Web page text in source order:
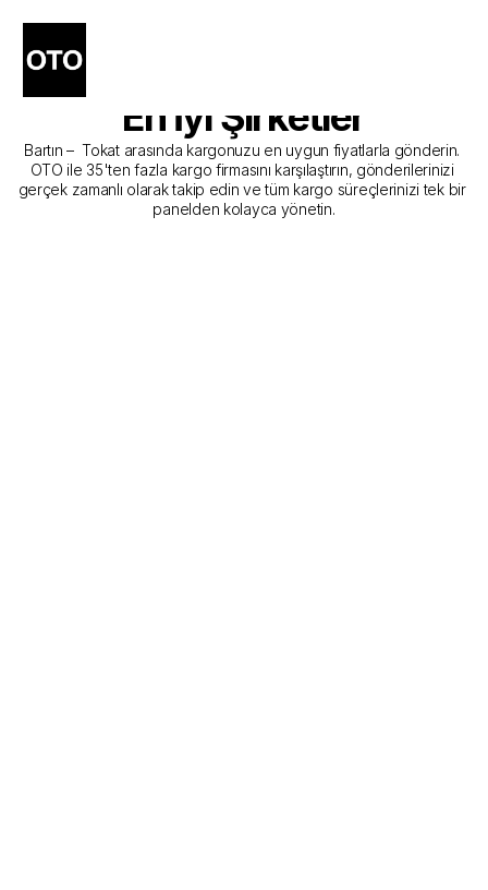
Bartın - Tokat Kargo
Gönderim Hizmeti Sunan
En İyi Şirketler
Bartın –  Tokat arasında kargonuzu en uygun fiyatlarla gönderin.
OTO ile 35'ten fazla kargo firmasını karşılaştırın, gönderilerinizi
gerçek zamanlı olarak takip edin ve tüm kargo süreçlerinizi tek bir
panelden kolayca yönetin.